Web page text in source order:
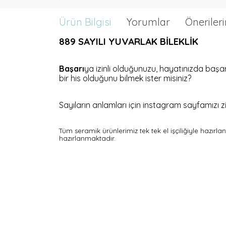
Ürün Bilgisi Yorumlar
889 SAYILI YUVARLAK BİLEKLİK
Başarıya izinli olduğunuzu, hayatınızda
bir his olduğunu bilmek ister misiniz?
Sayıların anlamları için instagram
Tüm seramik ürünlerimiz tek tek el işçiliğiyle
hazırlanmaktadır.